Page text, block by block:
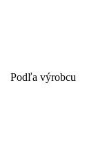
Podľa výrobcu